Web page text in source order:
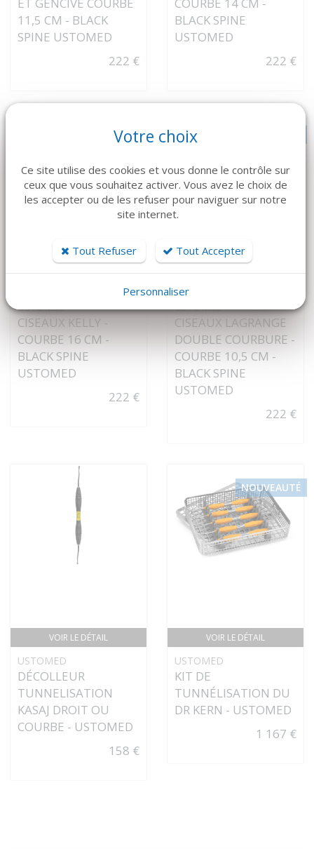
11,5 CM - BLACK
SPINE USTOMED
222 €
BLACK SPINE
USTOMED
222 €
NOUVEAUTÉ
USTOMED
CISEAUX KELLY -
COURBE 16 CM -
BLACK SPINE
USTOMED
222 €
USTOMED
CISEAUX LAGRANGE
DOUBLE COURBURE -
COURBE 10,5 CM -
BLACK SPINE
USTOMED
222 €
VOIR LE DÉTAIL
USTOMED
DÉCOLLEUR
TUNNELISATION
KASAJ DROIT OU
COURBE - USTOMED
158 €
VOIR LE DÉTAIL
NOUVEAUTÉ
USTOMED
KIT DE
TUNNÉLISATION DU
DR KERN - USTOMED
1 167 €
Votre choix
Ce site utilise des cookies et vous donne le contrôle sur
ceux que vous souhaitez activer. Vous avez le choix de
les accepter ou de les refuser pour naviguer sur notre
site internet.
Tout Refuser Tout Accepter
Personnaliser